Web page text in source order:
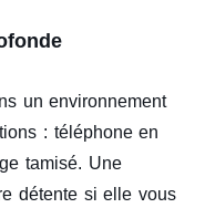
un environnement
: téléphone en
tamisé. Une
détente si elle vous